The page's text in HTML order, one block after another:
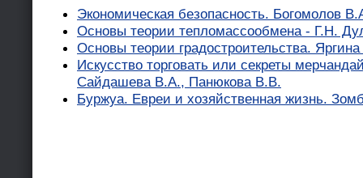
Экономическая безопасность. Богомолов
Основы теории тепломассообмена - Г.Н.
Основы теории градостроительства.
Искусство торговать или секреты
Сайдашева В.А., Панюкова В.В.
Буржуа. Евреи и хозяйственная жизнь.